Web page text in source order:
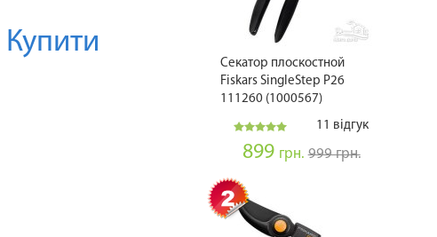
Купити
Секатор плоскостной
Fiskars SingleStep P26
111260 (1000567)
11 відгук
899 грн. 999 грн.